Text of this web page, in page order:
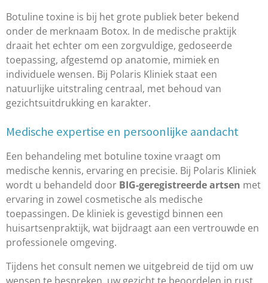
Botuline toxine is bij het grote publiek beter bekend
onder de merknaam Botox. In de medische praktijk
draait het echter om een zorgvuldige, gedoseerde
toepassing, afgestemd op anatomie, mimiek en
individuele wensen. Bij Polaris Kliniek staat een
natuurlijke uitstraling centraal, met behoud van
gezichtsuitdrukking en karakter.
Medische expertise en persoonlijke aandacht
Een behandeling met botuline toxine vraagt om
medische kennis, ervaring en precisie. Bij Polaris Kliniek
wordt u behandeld door BIG-geregistreerde artsen met
ervaring in zowel cosmetische als medische
toepassingen. De kliniek is gevestigd binnen een
huisartsenpraktijk, wat bijdraagt aan een vertrouwde en
professionele omgeving.
Tijdens het consult nemen we uitgebreid de tijd om uw